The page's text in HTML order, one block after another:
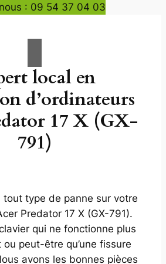
: 09 54 37 04 03
local en
d’ordinateurs
17 X (GX-
791)
tout type de panne sur votre
Predator 17 X (GX-791).
clavier qui ne fonctionne plus
peut-être qu’une fissure
avons les bonnes pièces